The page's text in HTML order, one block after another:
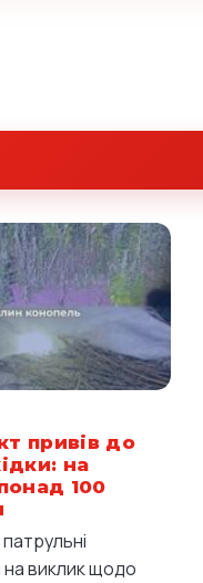
привів до
на
100
на виклик щодо